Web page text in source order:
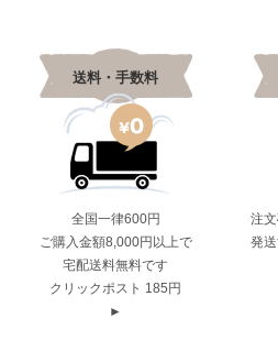
送料・手数料
全国一律600円
ご購入金額8,000円以上で
宅配送料無料です
クリックポスト 185円
►
注
発